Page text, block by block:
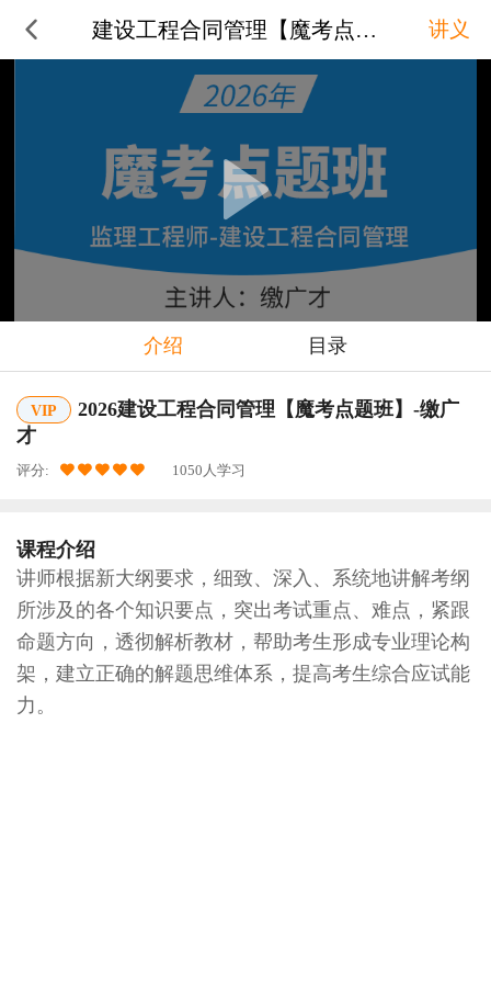
建设工程合同管理【魔考点题班】- 讲义
介绍 目录
VIP
2026建设工程合同管理【魔考点题班】-缴广
才
评分: 1050人学习
课程介绍
讲师根据新大纲要求，细致、深入、系统地讲解考纲
所涉及的各个知识要点，突出考试重点、难点，紧跟
命题方向，透彻解析教材，帮助考生形成专业理论构
架，建立正确的解题思维体系，提高考生综合应试能
力。